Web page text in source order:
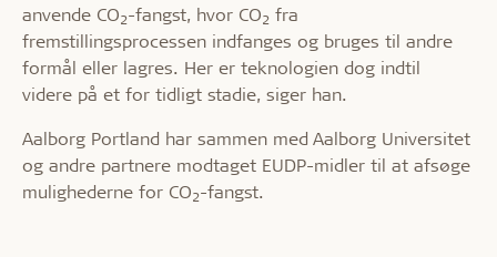
anvende CO2-fangst, hvor CO2 fra
fremstillingsprocessen indfanges og bruges til andre
formål eller lagres. Her er teknologien dog indtil
videre på et for tidligt stadie, siger han.
Aalborg Portland har sammen med Aalborg Universitet
og andre partnere modtaget EUDP-midler til at afsøge
mulighederne for CO2-fangst.